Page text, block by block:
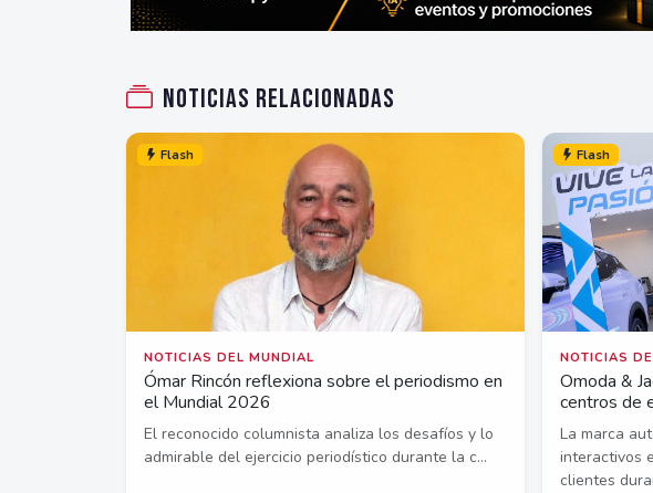
Noticias relacionadas
Flash
NOTICIAS DEL MUNDIAL
Ómar Rincón reflexiona sobre el periodismo en
el Mundial 2026
El reconocido columnista analiza los desafíos y lo
admirable del ejercicio periodístico durante la c...
Flash
NOTICIAS
Omoda &
centros de
La marca
interactivos
clientes